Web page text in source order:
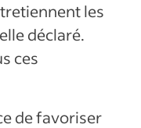
les
déclaré.
ces
de favoriser